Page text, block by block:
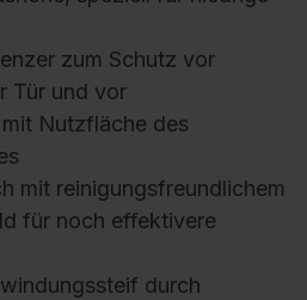
zum Schutz vor
Tür und vor
Nutzfläche des
mit reinigungsfreundlichem
für noch effektivere
durch